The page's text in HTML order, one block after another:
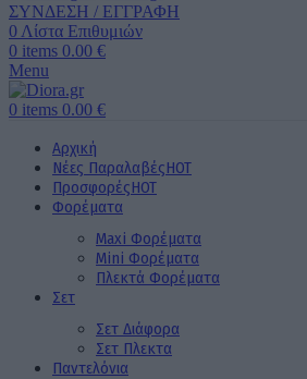
ΣΥΝΔΕΣΗ / ΕΓΓΡΑΦΗ
0 Λίστα Επιθυμιών
0 items 0.00 €
Menu
0 items 0.00 €
Αρχική
Νέες ΠαραλαβέςHOT
ΠροσφορέςHOT
Φορέματα
Maxi Φορέματα
Mini Φορέματα
Πλεκτά Φορέματα
Σετ
Σετ Διάφορα
Σετ Πλεκτα
Παντελόνια